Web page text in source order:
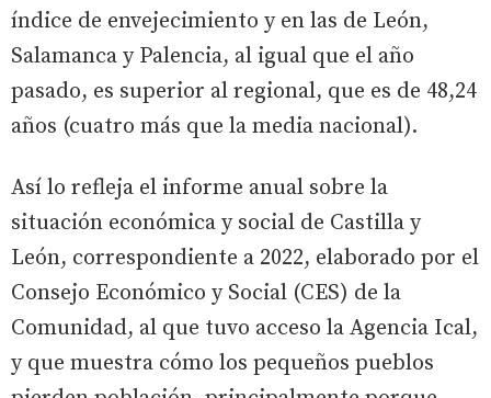
índice de envejecimiento y en las de León,
Salamanca y Palencia, al igual que el año
pasado, es superior al regional, que es de 48,24
años (cuatro más que la media nacional).
Así lo refleja el informe anual sobre la
situación económica y social de Castilla y
León, correspondiente a 2022, elaborado por el
Consejo Económico y Social (CES) de la
Comunidad, al que tuvo acceso la Agencia Ical,
y que muestra cómo los pequeños pueblos